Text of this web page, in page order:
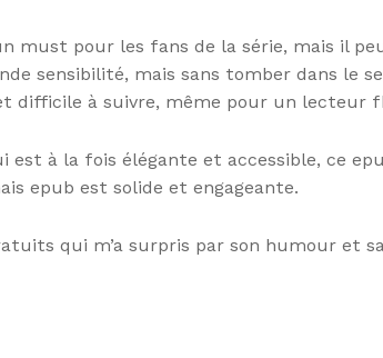
must pour les fans de la série, mais il
sensibilité, mais sans tomber dans le
difficile à suivre, même pour un lecteur
est à la fois élégante et accessible, ce
epub est solide et engageante.
qui m’a surpris par son humour et